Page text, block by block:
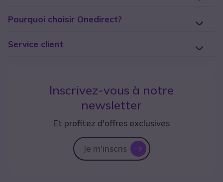
Pourquoi choisir Onedirect?
Service client
Inscrivez-vous à notre
newsletter
Et profitez d'offres exclusives
Je m'inscris icon